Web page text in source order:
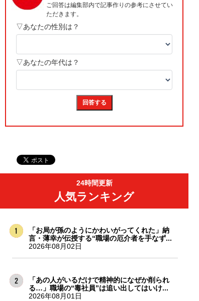
24時間更新
人気ランキング
「お局が孫のようにかわいがってくれた」納
言・薄幸が伝授する“職場の厄介者を手なず...
2026年08月02日
「あの人がいるだけで精神的になぜか削られ
る…」職場の“毒社員”は追い出してはいけ...
2026年08月01日